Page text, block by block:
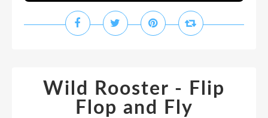
Wild Rooster - Flip
Flop and Fly